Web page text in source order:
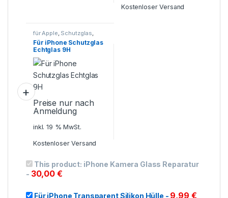
Kostenloser Versand
für Apple, Schutzglas,
Smartphone Zubehör
Für iPhone Schutzglas
Echtglas 9H
Preise nur nach
Anmeldung
inkl. 19 % MwSt.
Kostenloser Versand
This product: iPhone Kamera Glass Reparatur
- 30,00 €
Für iPhone Transparent Silikon Hülle - 9,99 €